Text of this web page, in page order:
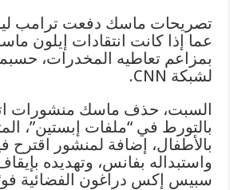
تصريحات ماسك دفعت ترامب
عما إذا كانت انتقادات إيلون
بمزاعم تعاطيه المخدرات،
لشبكة CNN.
السبت، حذف ماسك منشورات
بالتورط في “ملفات إبستين”،
بالأطفال، إضافة لمنشور
واستبداله بفانس، وتهديده
سبيس إكس دراغون الفضائية